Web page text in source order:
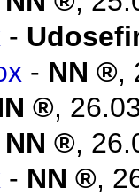
-
- NN ,
,
NN ,
- NN ,